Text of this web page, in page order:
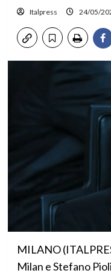
Italpress 24/05/
MILANO
Milan e Stefano